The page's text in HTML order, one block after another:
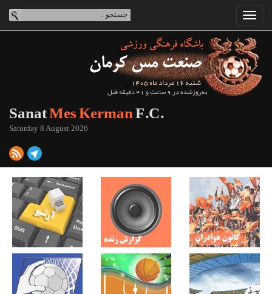
شنبه 16 مرداد ماه 1405
به‌روزشده در 9 ساعت و 41 دقیقه قبل
SanatMes KermanF.C.
Saturday 8 August 2026